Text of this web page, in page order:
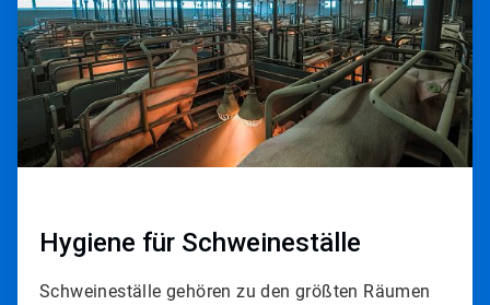
Hygiene für Schweineställe
Schweineställe gehören zu den größten Räumen